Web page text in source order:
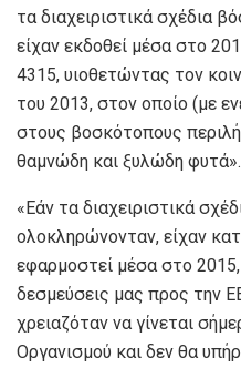
τα διαχειριστικά σχέδια
είχαν εκδοθεί μέσα στο
4315, υιοθετώντας τον
του 2013, στον οποίο (με
στους βοσκότοπους
θαμνώδη και ξυλώδη φυτά».
«Εάν τα διαχειριστικά
ολοκληρώνονταν, είχαν
εφαρμοστεί μέσα στο 2015,
δεσμεύσεις μας προς την
χρειαζόταν να γίνεται
Οργανισμού και δεν θα